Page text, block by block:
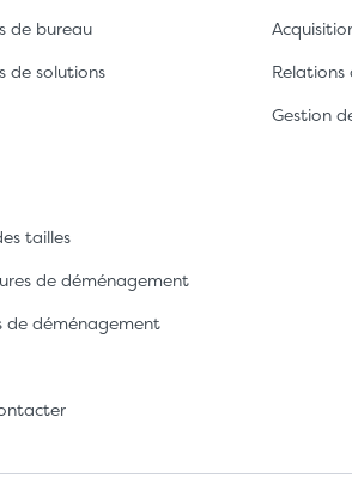
depuis l'App Store d'Apple
de bureau
de solutions
Relations
Gestion
tailles
de déménagement
de déménagement